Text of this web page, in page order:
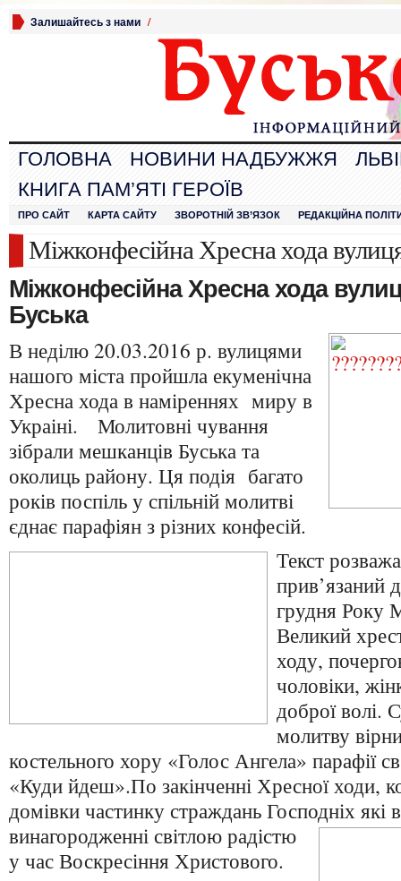
Залишайтесь з нами /
ГОЛОВНА НОВИНИ НАДБУЖЖЯ
КНИГА ПАМ’ЯТІ ГЕРОЇВ
ПРО САЙТ КАРТА САЙТУ ЗВОРОТНІЙ ЗВ’ЯЗОК РЕДАКЦІЙНА
Міжконфесійна Хресна хода
Міжконфесійна Хресна хода
Буська
В неділю 20.03.2016 р. вулицями
нашого міста пройшла екуменічна
Хресна хода в наміреннях миру в
Украіні. Молитовні чування
зібрали мешканців Буська та
околиць району. Ця подія багато
років поспіль у спільній молитві
єднає парафіян з різних конфесій.
Текст
прив’язаний
грудня Року
Великий
ходу,
чоловіки,
доброї волі.
молитву
костельного хору «Голос Ангела» парафії
«Куди йдеш».По закінченні Хресної ходи,
домівки частинку страждань Господніх які
винагородженнісвітлою радістю
у час Воскресіння Христового.